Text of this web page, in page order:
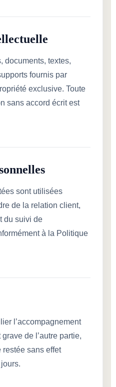
documents, textes,
fournis par
exclusive. Toute
sans accord écrit est
sont utilisées
de la relation client,
du suivi de
à la Politique
l’accompagnement
de l’autre partie,
sans effet